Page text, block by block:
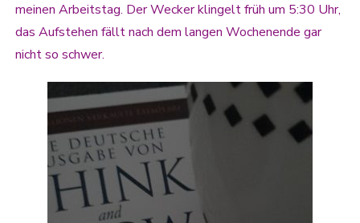
meinen Arbeitstag. Der Wecker klingelt früh um 5:30 Uhr,
das Aufstehen fällt nach dem langen Wochenende gar
nicht so schwer.